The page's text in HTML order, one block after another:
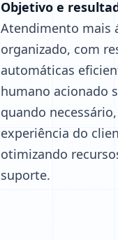
Objetivo e
Atendimento mais
organizado, com
automáticas
humano acionado
quando
experiência do
otimizando
suporte.